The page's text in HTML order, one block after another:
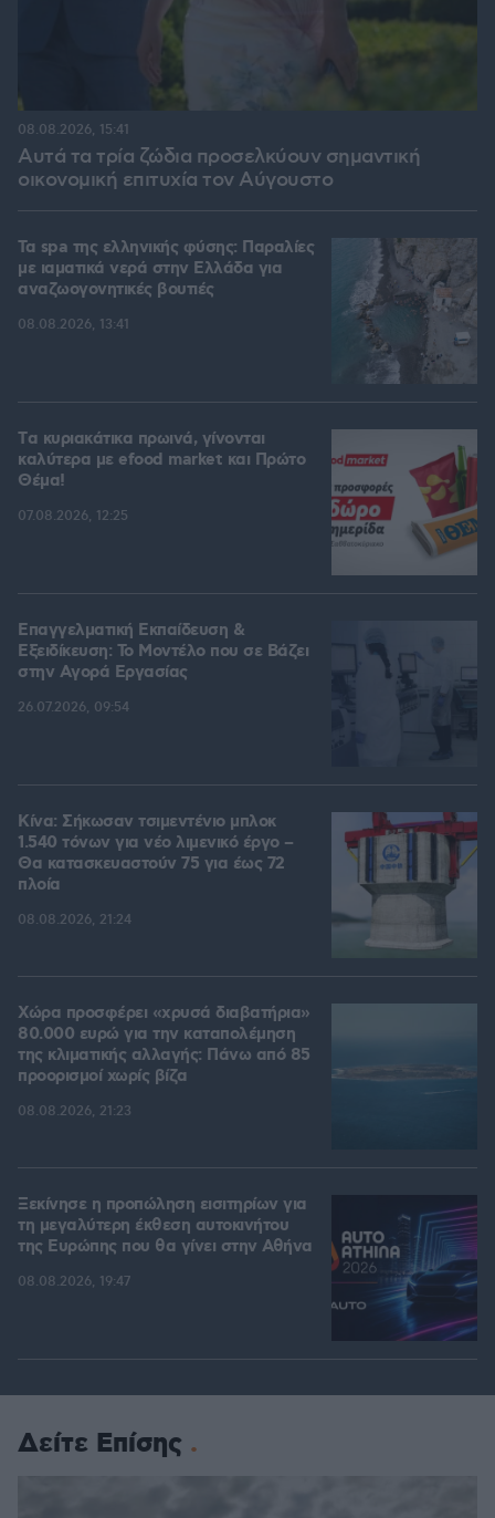
Αυτά τα τρία ζώδια προσελκύουν σημαντική
οικονομική επιτυχία τον Αύγουστο
08.08.2026, 15:41
Τα spa της ελληνικής φύσης: Παραλίες
με ιαματικά νερά στην Ελλάδα για
αναζωογονητικές βουτιές
08.08.2026, 13:41
Tα κυριακάτικα πρωινά, γίνονται
καλύτερα με efood market και Πρώτο
Θέμα!
07.08.2026, 12:25
Επαγγελματική Εκπαίδευση &
Εξειδίκευση: Το Mοντέλο που σε Bάζει
στην Aγορά Eργασίας
26.07.2026, 09:54
Κίνα: Σήκωσαν τσιμεντένιο μπλοκ
1.540 τόνων για νέο λιμενικό έργο –
Θα κατασκευαστούν 75 για έως 72
πλοία
08.08.2026, 21:24
Χώρα προσφέρει «χρυσά διαβατήρια»
80.000 ευρώ για την καταπολέμηση
της κλιματικής αλλαγής: Πάνω από 85
προορισμοί χωρίς βίζα
08.08.2026, 21:23
Ξεκίνησε η προπώληση εισιτηρίων για
τη μεγαλύτερη έκθεση αυτοκινήτου
της Ευρώπης που θα γίνει στην Αθήνα
08.08.2026, 19:47
Δείτε Επίσης